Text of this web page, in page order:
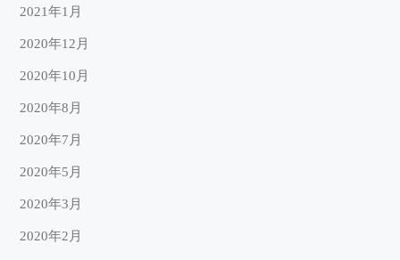
2021年1月
2020年12月
2020年10月
2020年8月
2020年7月
2020年5月
2020年3月
2020年2月